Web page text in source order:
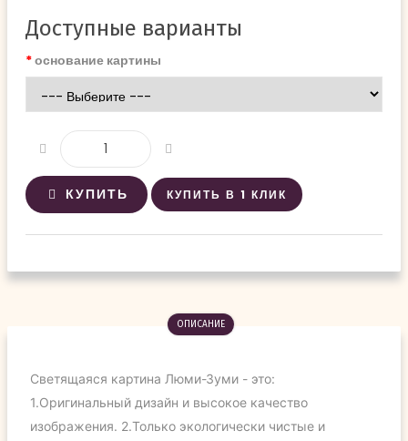
Доступные варианты
основание картины
КУПИТЬ КУПИТЬ В 1 КЛИК
ОПИСАНИЕ
Светящаяся картина Люми-Зуми - это:
1.Оригинальный дизайн и высокое качество
изображения. 2.Только экологически чистые и